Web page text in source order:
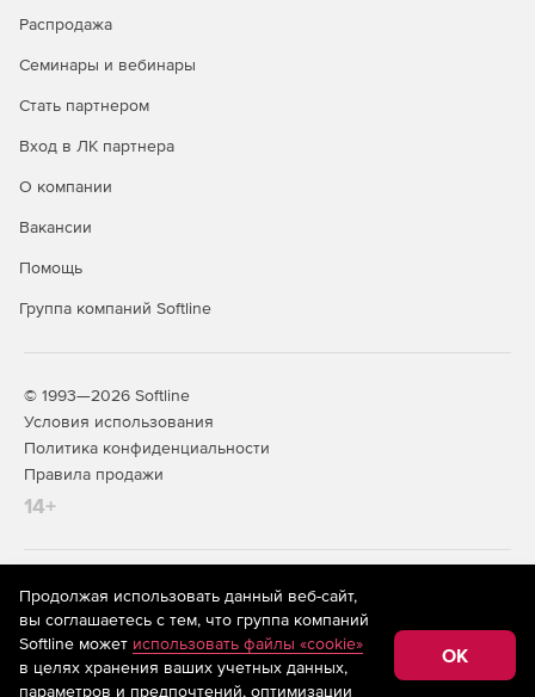
Распродажа
Семинары и вебинары
Стать партнером
Вход в ЛК партнера
О компании
Вакансии
Помощь
Группа компаний Softline
© 1993—2026 Softline
Условия использования
Политика конфиденциальности
Правила продажи
14+
На информационном ресурсе store.softline.ru применяются
рекомендательные технологии
(информационные технологии
предоставления информации на основе сбора,
систематизации и анализа сведений, относящихся к
предпочтениям пользователей сети «Интернет»,
находящихся на территории Российской Федерации)
Продолжая использовать данный веб-сайт,
вы соглашаетесь с тем, что группа компаний
Softline может использовать файлы «cookie»
в целях хранения ваших учетных данных,
параметров и предпочтений, оптимизации
OK